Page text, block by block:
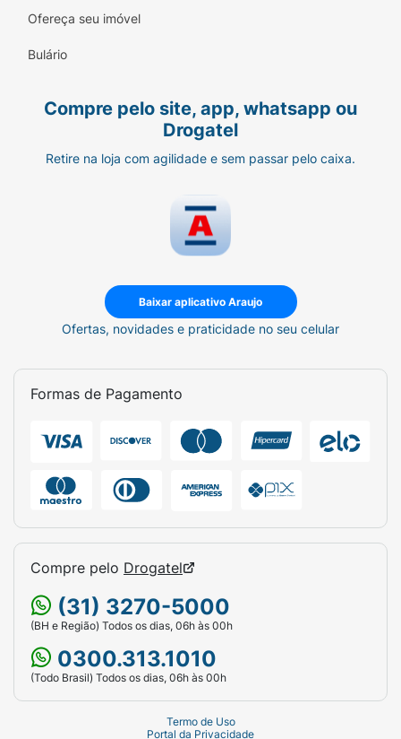
Ofereça seu imóvel
Bulário
Compre pelo site, app, whatsapp ou
Drogatel
Retire na loja com agilidade e sem passar pelo caixa.
Baixar aplicativo Araujo
Ofertas, novidades e praticidade no seu celular
Formas de Pagamento
Compre pelo Drogatel
(31) 3270-5000
(BH e Região) Todos os dias, 06h às 00h
0300.313.1010
(Todo Brasil) Todos os dias, 06h às 00h
Termo de Uso
Portal da Privacidade